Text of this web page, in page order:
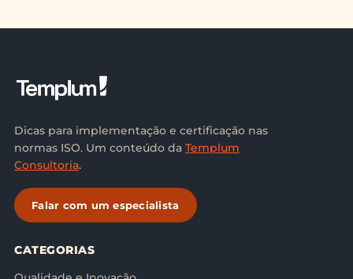
Dicas para implementação e certificação nas
normas ISO. Um conteúdo da Templum
Consultoria.
Falar com um especialista
CATEGORIAS